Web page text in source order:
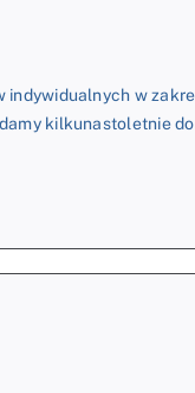
w
kilkunastoletnie